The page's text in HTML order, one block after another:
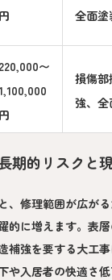
円
全面塗
220,000〜
1,100,000
円
損傷
強、
期的リスクと
、修理範囲が広が
的に増えます。表
補強を要する大工
や入居者の快適さ